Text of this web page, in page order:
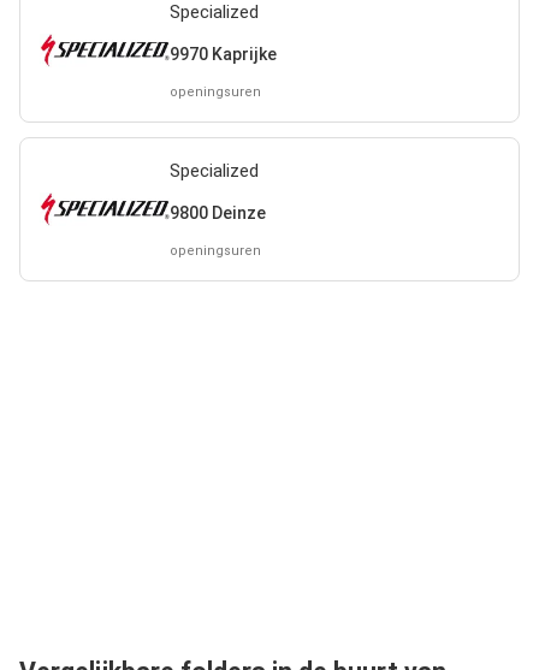
Specialized
9970 Kaprijke
openingsuren
Specialized
9800 Deinze
openingsuren